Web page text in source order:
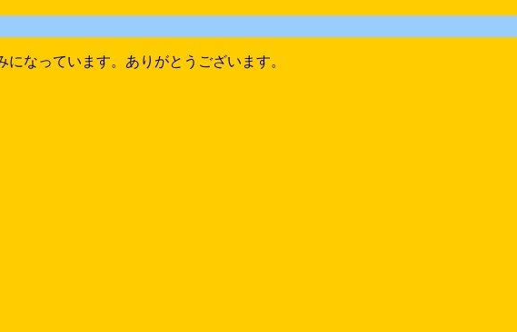
になっています。ありがとうございます。